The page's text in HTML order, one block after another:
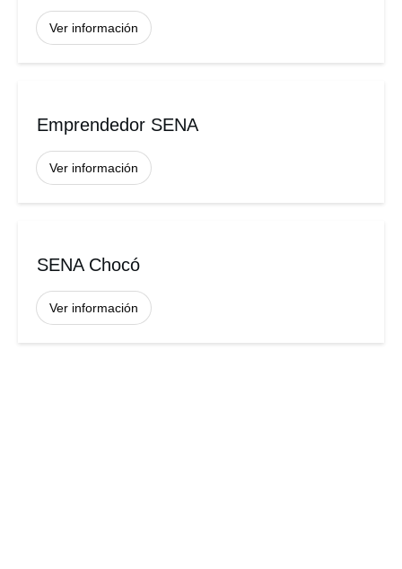
Ver información
Emprendedor SENA
Ver información
SENA Chocó
Ver información